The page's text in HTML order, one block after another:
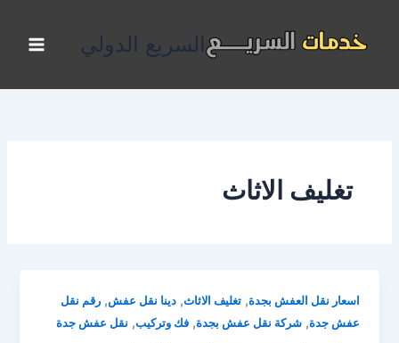
المحتوى
السريع الدولي
تغليف الاثاث
اسعار نقل العفش بجدة,تغليف الاثاث,دينا نقل عفش,رقم نقل
عفش جدة,شركة نقل عفش بجدة,فك وتركيب, نقل عفش جدة